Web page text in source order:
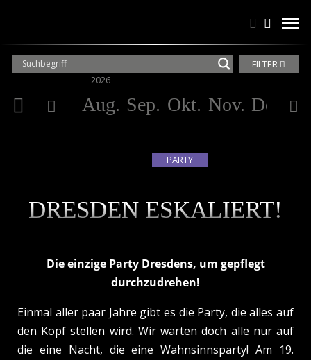
Suchen
Suchen
2026
Aug. Sep. Okt. Nov. Dez.
FILTER
PARTY
DRESDEN ESKALIERT!
Die einzige Party Dresdens, um gepflegt
durchzudrehen!
Einmal aller paar Jahre gibt es die Party, die alles auf
den Kopf stellen wird. Wir warten doch alle nur auf
die eine Nacht, die eine Wahnsinnsparty! Am 19.